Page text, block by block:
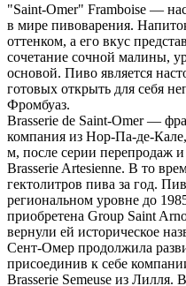
"Saint-Omer" Framboise —
в мире пивоварения.
оттенком, а его вкус
сочетание сочной малины,
основой. Пиво является
готовых открыть для себя
Фромбуаз.
Brasserie de Saint-Omer —
компания из Нор-Па-де-
м, после серии перепродаж
Brasserie Artesienne. В то
гектолитров пива за год.
региональном уровне до
приобретена Group Saint
вернули ей историческое
Сент-Омер продолжила
присоединив к себе
Brasserie Semeuse из Лилля.